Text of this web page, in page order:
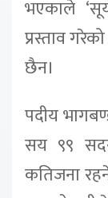
भएकाले
प्रस्ताव
छैन।
पदीय
सय ९९
कतिजना